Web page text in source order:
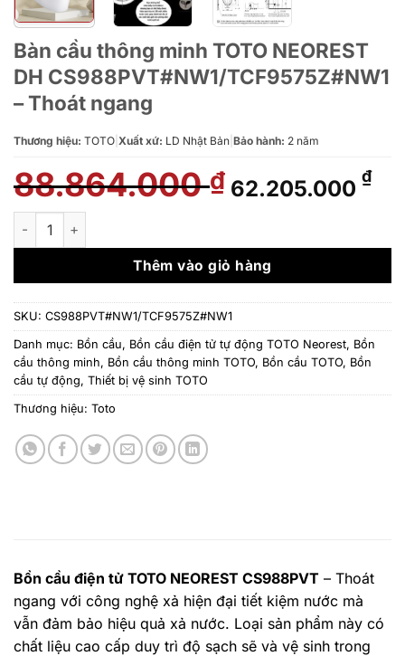
Bàn cầu thông minh TOTO NEOREST
DH CS988PVT#NW1/TCF9575Z#NW1
– Thoát ngang
Thương hiệu: TOTO Xuất xứ: LD Nhật Bản Bảo hành: 2 năm
88.864.000₫ Giá
gốc
88.864.000 ₫.
62.205.000 ₫Giá
là:
Bàn cầu thông minh TOTO NEOREST DH CS988PVT#NW1/
Thêm vào giỏ hàng
SKU: CS988PVT#NW1/TCF9575Z#NW1
Danh mục: Bồn cầu, Bồn cầu điện tử tự động TOTO Neorest, Bồn
cầu thông minh, Bồn cầu thông minh TOTO, Bồn cầu TOTO, Bồn
cầu tự động, Thiết bị vệ sinh TOTO
Thương hiệu: Toto
Bồn cầu điện tử TOTO NEOREST CS988PVT – Thoát
ngang với công nghệ xả hiện đại tiết kiệm nước mà
vẫn đảm bảo hiệu quả xả nước. Loại sản phẩm này có
chất liệu cao cấp duy trì độ sạch sẽ và vệ sinh trong